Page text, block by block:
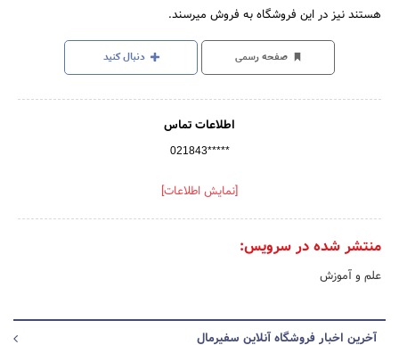
هستند نیز در این فروشگاه به فروش میرسند.
صفحه رسمی دنبال کنید
اطلاعات تماس
021843*****
[نمایش اطلاعات]
منتشر شده در سرویس:
علم و آموزش
آخرین اخبار فروشگاه آنلاین سفیرمال